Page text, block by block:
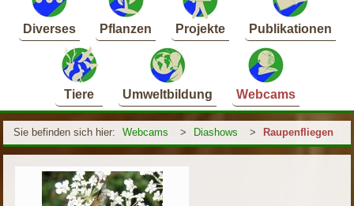
Diverses Pflanzen Projekte Publikationen
Tiere Umweltbildung Webcams
Sie befinden sich hier: Webcams > Diashows > Raupenfliegen